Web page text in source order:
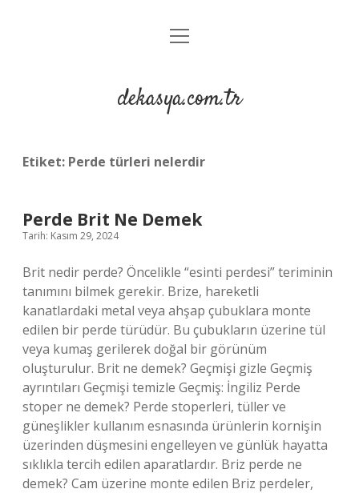
Anasayfa
Yasal Uyarı
menüyü
dekasya.com.tr
Etiket: Perde türleri nelerdir
Perde Brit Ne Demek
Tarih: Kasım 29, 2024
Brit nedir perde? Öncelikle “esinti perdesi” teriminin
tanımını bilmek gerekir. Brize, hareketli
kanatlardaki metal veya ahşap çubuklara monte
edilen bir perde türüdür. Bu çubukların üzerine tül
veya kumaş gerilerek doğal bir görünüm
oluşturulur. Brit ne demek? Geçmişi gizle Geçmiş
ayrıntıları Geçmişi temizle Geçmiş: İngiliz Perde
stoper ne demek? Perde stoperleri, tüller ve
güneşlikler kullanım esnasında ürünlerin kornişin
üzerinden düşmesini engelleyen ve günlük hayatta
sıklıkla tercih edilen aparatlardır. Briz perde ne
demek? Cam üzerine monte edilen Briz perdeler,